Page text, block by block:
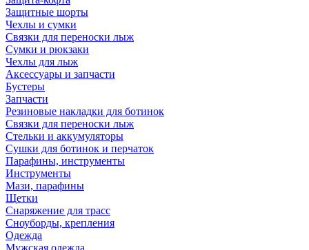
Защитные шорты
Чехлы и сумки
Связки для переноски лыж
Сумки и рюкзаки
Чехлы для лыж
Аксессуары и запчасти
Бустеры
Запчасти
Резиновые накладки для ботинок
Связки для переноски лыж
Стельки и аккумуляторы
Сушки для ботинок и перчаток
Парафины, инструменты
Инструменты
Мази, парафины
Щетки
Снаряжение для трасс
Сноуборды, крепления
Одежда
Мужская одежда